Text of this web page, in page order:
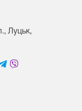
Луцьк,